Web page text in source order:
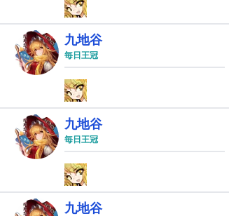
九地谷
毎日王冠
九地谷
毎日王冠
九地谷